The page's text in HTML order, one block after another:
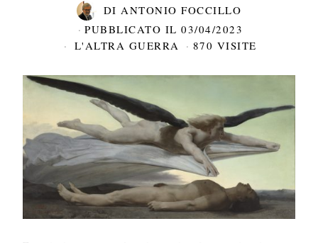
DIANTONIO FOCCILLO
PUBBLICATO IL 03/04/2023
L'ALTRA GUERRA
870 VISITE